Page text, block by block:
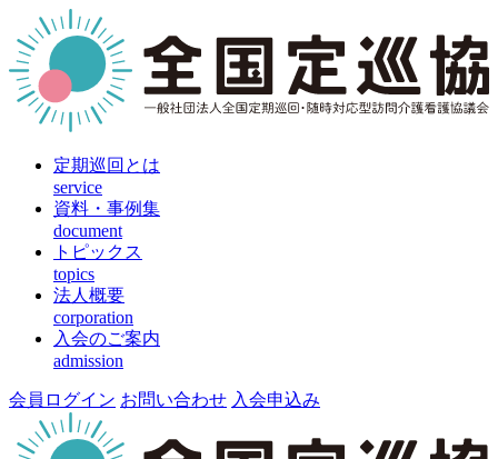
定期巡回とは
service
資料・事例集
document
トピックス
topics
法人概要
corporation
入会のご案内
admission
会員ログイン お問い合わせ 入会申込み